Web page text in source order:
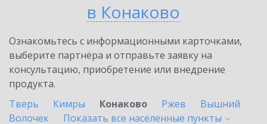
в Конаково
Ознакомьтесь с информационными карточками,
выберите партнёра и отправьте заявку на
консультацию, приобретение или внедрение
продукта.
Тверь
Кимры Конаково Ржев
Вышний
Волочек
Показать все населенные пункты